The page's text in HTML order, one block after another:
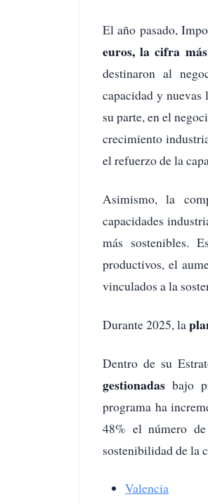
El año pasado,
euros, la cifra
destinaron al
capacidad y
su parte, en el
crecimiento
el refuerzo de la
Asimismo, la
capacidades
más sostenibles.
productivos, el
vinculados a la
Durante 2025, la
Dentro de su
gestionadas bajo
programa ha
48% el número
sostenibilidad de la
Valencia